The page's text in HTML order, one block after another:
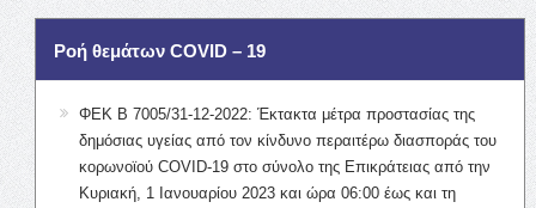
Ροή θεμάτων COVID – 19
ΦΕΚ Β 7005/31-12-2022: Έκτακτα μέτρα προστασίας της
δημόσιας υγείας από τον κίνδυνο περαιτέρω διασποράς του
κορωνοϊού COVID-19 στο σύνολο της Επικράτειας από την
Κυριακή, 1 Ιανουαρίου 2023 και ώρα 06:00 έως και τη